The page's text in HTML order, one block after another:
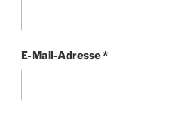
E-Mail-Adresse*